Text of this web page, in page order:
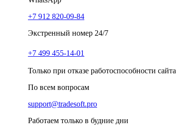
+7 912 820-09-84
Экстренный номер 24/7
+7 499 455-14-01
Только при отказе работоспособности сайта
По всем вопросам
support@tradesoft.pro
Работаем только в будние дни